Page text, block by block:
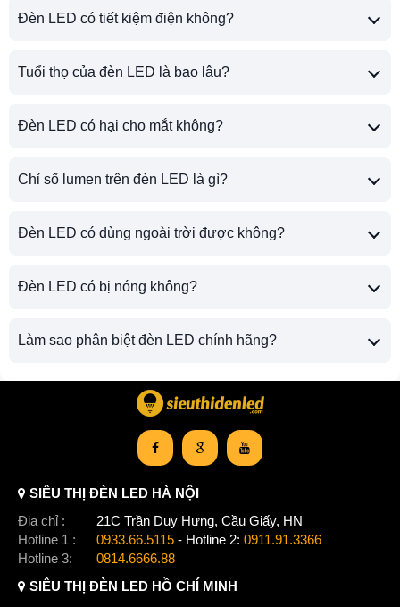
Đèn LED có tiết kiệm điện không?
Tuổi thọ của đèn LED là bao lâu?
Đèn LED có hại cho mắt không?
Chỉ số lumen trên đèn LED là gì?
Đèn LED có dùng ngoài trời được không?
Đèn LED có bị nóng không?
Làm sao phân biệt đèn LED chính hãng?
SIÊU THỊ ĐÈN LED HÀ NỘI
Địa chỉ :
21C Trần Duy Hưng, Cầu Giấy, HN
Hotline 1 :
0933.66.5115 - Hotline 2: 0911.91.3366
Hotline 3:
0814.6666.88
SIÊU THỊ ĐÈN LED HỒ CHÍ MINH